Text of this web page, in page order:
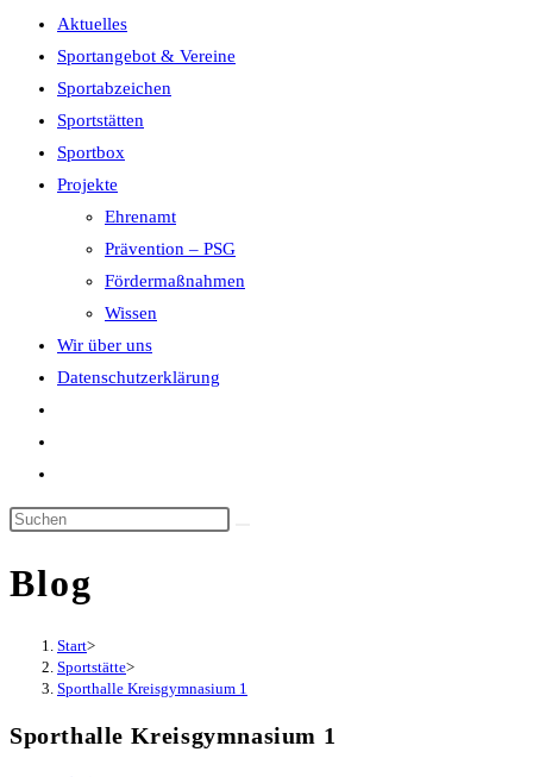
Aktuelles
Sportangebot & Vereine
Sportabzeichen
Sportstätten
Sportbox
Projekte
Ehrenamt
Prävention – PSG
Fördermaßnahmen
Wissen
Wir über uns
Datenschutzerklärung
Suche
umschalten
Blog
Start>
Sportstätte>
Sporthalle Kreisgymnasium 1
Sporthalle Kreisgymnasium 1